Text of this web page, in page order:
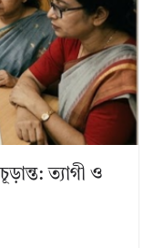
ত্যাগী ও